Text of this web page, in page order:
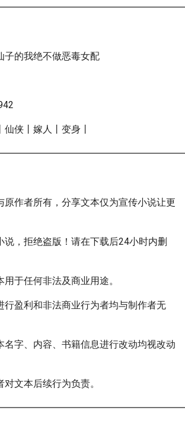
子的我绝不做恶毒女配
侠丨嫁人丨变身丨
原作者所有，分享文本仅为宣传小说让更
说，拒绝盗版！请在下载后24小时内删
于任何非法及商业用途。
行盈利和非法商业行为者均与制作者无
名字、内容、书籍信息进行改动均视改动
文本后续行为负责。